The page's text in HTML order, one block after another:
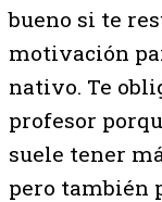
bueno si te
motivación
nativo. Te
profesor
suele tener
pero también